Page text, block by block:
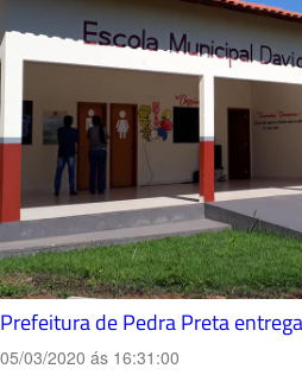
Prefeitura de Pedra Preta
05/03/2020 ás 16:31:00